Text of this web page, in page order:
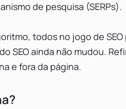
de pesquisa (SERPs).
todos no jogo de
SEO ainda não mudou.
e fora da página.